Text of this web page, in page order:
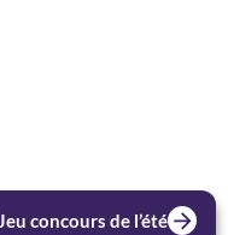
Jeu concours de l’été